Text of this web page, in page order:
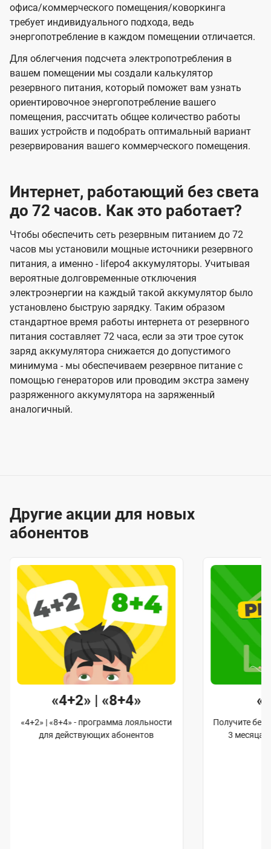
офиса/коммерческого помещения/коворкинга
требует индивидуального подхода, ведь
энергопотребление в каждом помещении отличается.
Для облегчения подсчета электропотребления в
вашем помещении мы создали калькулятор
резервного питания, который поможет вам узнать
ориентировочное энергопотребление вашего
помещения, рассчитать общее количество работы
ваших устройств и подобрать оптимальный вариант
резервирования вашего коммерческого помещения.
Интернет, работающий без света
до 72 часов. Как это работает?
Чтобы обеспечить сеть резервным питанием до 72
часов мы установили мощные источники резервного
питания, а именно - lifepo4 аккумуляторы. Учитывая
вероятные долговременные отключения
электроэнергии на каждый такой аккумулятор было
установлено быструю зарядку. Таким образом
стандартное время работы интернета от резервного
питания составляет 72 часа, если за эти трое суток
заряд аккумулятора снижается до допустимого
минимума - мы обеспечиваем резервное питание с
помощью генераторов или проводим экстра замену
разряженного аккумулятора на заряженный
аналогичный.
Другие акции для новых
абонентов
«4+2» | «8+4»
«4+2» | «8+4» - программа лояльности
для действующих абонентов
Получите
3 месяца